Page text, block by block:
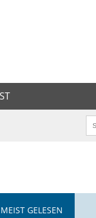
MEIST GELESEN